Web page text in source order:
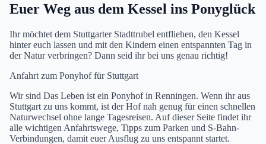
Euer Weg aus dem Kessel ins Ponyglück
Ihr möchtet dem Stuttgarter Stadttrubel entfliehen, den Kessel
hinter euch lassen und mit den Kindern einen entspannten Tag in
der Natur verbringen? Dann seid ihr bei uns genau richtig!
Anfahrt zum Ponyhof für Stuttgart
Wir sind Das Leben ist ein Ponyhof in Renningen. Wenn ihr aus
Stuttgart zu uns kommt, ist der Hof nah genug für einen schnellen
Naturwechsel ohne lange Tagesreisen. Auf dieser Seite findet ihr
alle wichtigen Anfahrtswege, Tipps zum Parken und S-Bahn-
Verbindungen, damit euer Ausflug zu uns entspannt startet.